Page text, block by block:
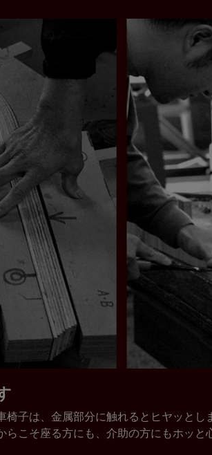
椅子は、金属部分に触れるとヒヤッと
らこそ座る方にも、介助の方にもホッと